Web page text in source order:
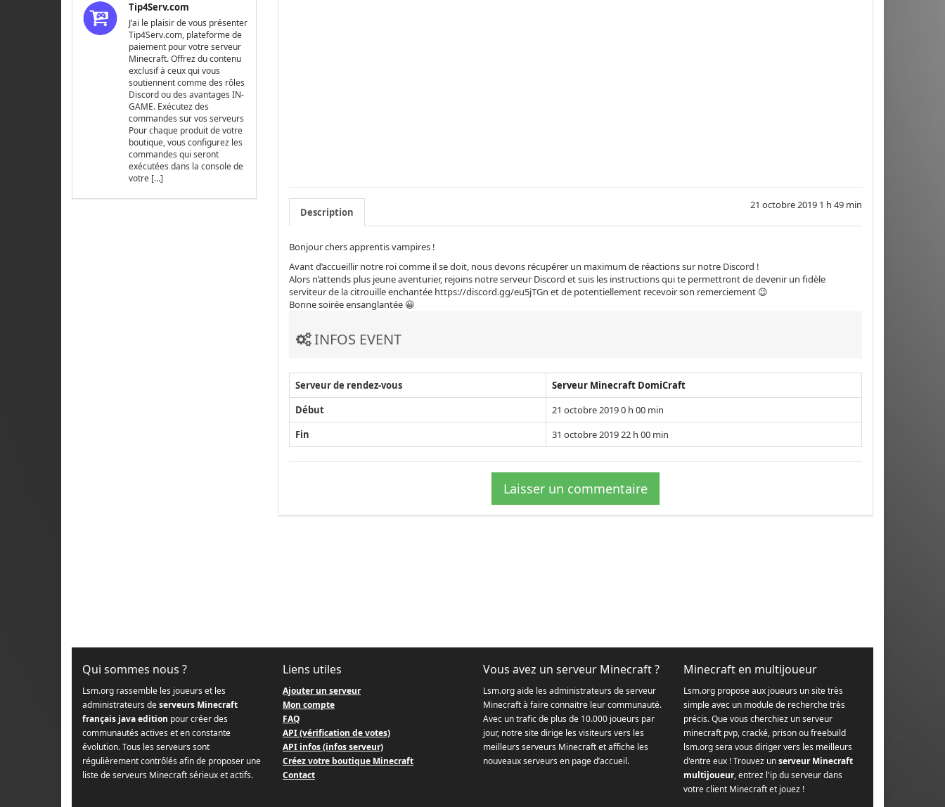
Tip4Serv.com
J’ai le plaisir de vous présenter
Tip4Serv.com, plateforme de
paiement pour votre serveur
Minecraft. Offrez du contenu
exclusif à ceux qui vous
soutiennent comme des rôles
Discord ou des avantages IN-
GAME. Exécutez des
commandes sur vos serveurs
Pour chaque produit de votre
boutique, vous configurez les
commandes qui seront
exécutées dans la console de
votre […]
21 octobre 2019 1 h 49 min
Description
Bonjour chers apprentis vampires !
Avant d’accueillir notre roi comme il se doit, nous devons récupérer un maximum de réactions sur notre Discord !
Alors n’attends plus jeune aventurier, rejoins notre serveur Discord et suis les instructions qui te permettront de devenir un fidèle
serviteur de la citrouille enchantée https://discord.gg/eu5jTGn et de potentiellement recevoir son remerciement 😉
Bonne soirée ensanglantée 😀
INFOS EVENT
Serveur de rendez-vous
Serveur Minecraft DomiCraft
Début
21 octobre 2019 0 h 00 min
Fin
31 octobre 2019 22 h 00 min
Laisser un commentaire
Qui sommes nous ?
Lsm.org rassemble les joueurs et les
administrateurs deserveurs Minecraft
français java edition pour créer des
communautés actives et en constante
évolution. Tous les serveurs sont
régulièrement contrôlés afin de proposer une
liste de serveurs Minecraft sérieux et actifs.
Liens utiles
Ajouter un serveur
Mon compte
FAQ
API (vérification de votes)
API infos (infos serveur)
Créez votre boutique Minecraft
Contact
Vous avez un serveur Minecraft ?
Lsm.org aide les administrateurs de serveur
Minecraft à faire connaitre leur communauté.
Avec un trafic de plus de 10.000 joueurs par
jour, notre site dirige les visiteurs vers les
meilleurs serveurs Minecraft et affiche les
nouveaux serveurs en page d’accueil.
Minecraft en multijoueur
Lsm.org propose aux joueurs un site très
simple avec un module de recherche très
précis. Que vous cherchiez un serveur
minecraft pvp, cracké, prison ou freebuild
lsm.org sera vous diriger vers les meilleurs
d'entre eux ! Trouvez unserveur Minecraft
multijoueur, entrez l'ip du serveur dans
votre client Minecraft et jouez !